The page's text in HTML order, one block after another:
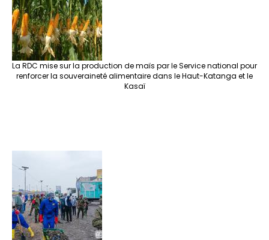
La RDC mise sur la production de maïs par le Service national pour
renforcer la souveraineté alimentaire dans le Haut-Katanga et le
Kasaï